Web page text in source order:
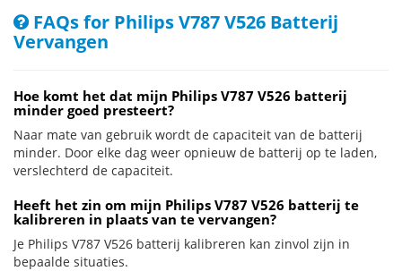
FAQs for Philips V787 V526 Batterij
Vervangen
Hoe komt het dat mijn Philips V787 V526 batterij
minder goed presteert?
Naar mate van gebruik wordt de capaciteit van de batterij
minder. Door elke dag weer opnieuw de batterij op te laden,
verslechterd de capaciteit.
Heeft het zin om mijn Philips V787 V526 batterij te
kalibreren in plaats van te vervangen?
Je Philips V787 V526 batterij kalibreren kan zinvol zijn in
bepaalde situaties.